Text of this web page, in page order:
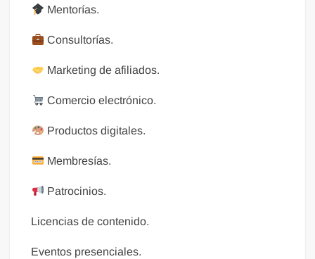
Mentorías.
Consultorías.
Marketing de afiliados.
Comercio electrónico.
Productos digitales.
Membresías.
Patrocinios.
Licencias de contenido.
Eventos presenciales.